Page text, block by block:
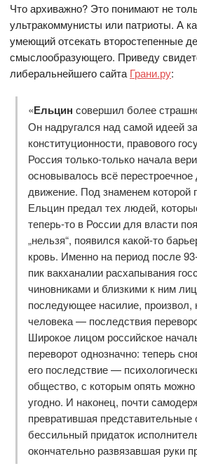
Что архиважно? Это понимают не
ультракоммунисты или патриоты. А
умеющий отсекать второстепенные
смыслообразующего. Приведу
либеральнейшего сайтаГрани.ру:
«Ельцин совершил более
Он надругался над самой идеей
конституционности, правового
Россия только-только начала
основывалось всё перестроечное
движение. Под знаменем которой
Ельцин предал тех людей,
теперь-то в России для власти
„нельзя“, появился какой-то
кровь. Именно на период после
пик вакханалии расхапывания
чиновниками и близкими к ним
последующее насилие, произвол,
человека — последствия
Широкое лицом российское
переворот однозначно: теперь
его последствие —
общество, с которым опять
угодно. И наконец, почти
превратившая представительные
бессильный придаток
окончательно развязавшая руки